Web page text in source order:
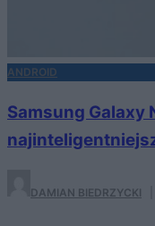
ANDROID
Samsung Galaxy
DAMIAN BIEDRZYCKI